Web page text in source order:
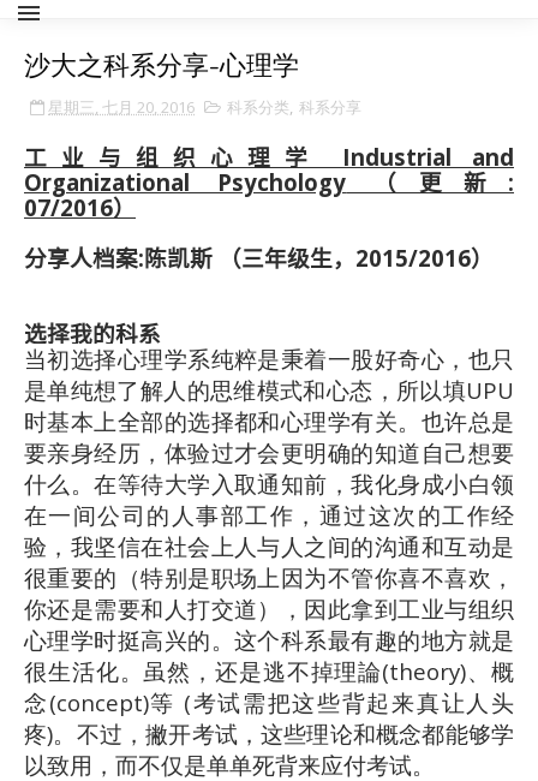
沙大之科系分享-心理学
星期三, 七月 20, 2016 科系分类, 科系分享
工业与组织心理学 Industrial and
Organizational Psychology （更新:
07/2016）
分享人档案:陈凯斯 （三年级生， 2015/2016）
选择我的科系
当初选择心理学系纯粹是秉着一股好奇心，也只
是单纯想了解人的思维模式和心态，所以填UPU
时基本上全部的选择都和心理学有关。也许总是
要亲身经历，体验过才会更明确的知道自己想要
什么。在等待大学入取通知前，我化身成小白领
在一间公司的人事部工作，通过这次的工作经
验，我坚信在社会上人与人之间的沟通和互动是
很重要的（特别是职场上因为不管你喜不喜欢，
你还是需要和人打交道），因此拿到工业与组织
心理学时挺高兴的。这个科系最有趣的地方就是
很生活化。虽然，还是逃不掉理論(theory)、概
念(concept)等 (考试需把这些背起来真让人头
疼)。不过，撇开考试，这些理论和概念都能够学
以致用，而不仅是单单死背来应付考试。